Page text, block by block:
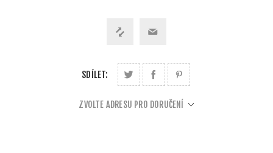
SDÍLET:
ZVOLTE ADRESU PRO DORUČENÍ